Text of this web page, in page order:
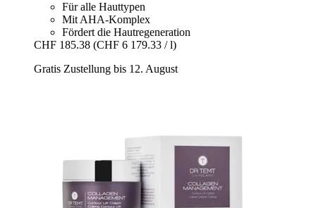
Für alle Hauttypen
Mit AHA-Komplex
Fördert die Hautregeneration
CHF 185.38 (CHF 6 179.33 / l)
Gratis Zustellung bis 12. August